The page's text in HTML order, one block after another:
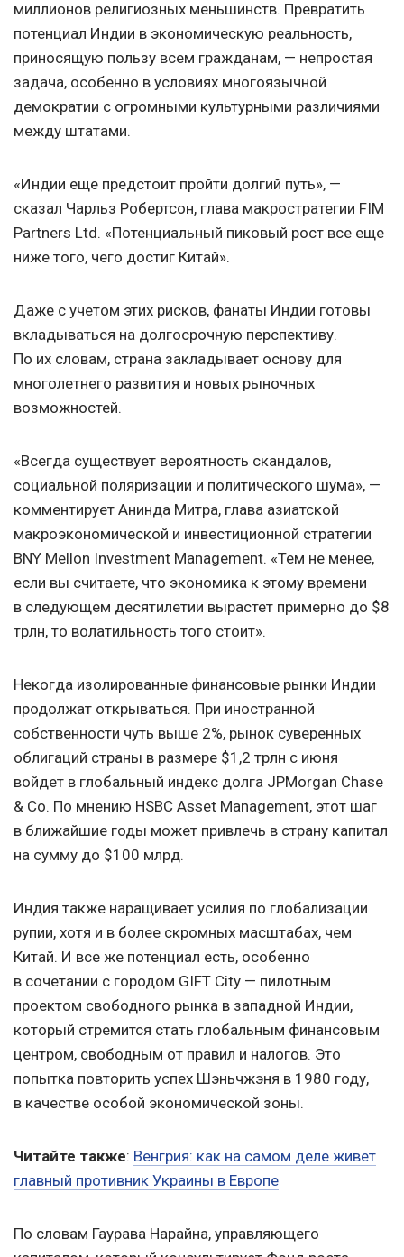
миллионов религиозных меньшинств. Превратить
потенциал Индии в экономическую реальность,
приносящую пользу всем гражданам, — непростая
задача, особенно в условиях многоязычной
демократии с огромными культурными различиями
между штатами.
«Индии еще предстоит пройти долгий путь», —
сказал Чарльз Робертсон, глава макростратегии FIM
Partners Ltd. «Потенциальный пиковый рост все еще
ниже того, чего достиг Китай».
Даже с учетом этих рисков, фанаты Индии готовы
вкладываться на долгосрочную перспективу.
По их словам, страна закладывает основу для
многолетнего развития и новых рыночных
возможностей.
«Всегда существует вероятность скандалов,
социальной поляризации и политического шума», —
комментирует Анинда Митра, глава азиатской
макроэкономической и инвестиционной стратегии
BNY Mellon Investment Management. «Тем не менее,
если вы считаете, что экономика к этому времени
в следующем десятилетии вырастет примерно до $8
трлн, то волатильность того стоит».
Некогда изолированные финансовые рынки Индии
продолжат открываться. При иностранной
собственности чуть выше 2%, рынок суверенных
облигаций страны в размере $1,2 трлн с июня
войдет в глобальный индекс долга JPMorgan Chase
& Co. По мнению HSBC Asset Management, этот шаг
в ближайшие годы может привлечь в страну капитал
на сумму до $100 млрд.
Индия также наращивает усилия по глобализации
рупии, хотя и в более скромных масштабах, чем
Китай. И все же потенциал есть, особенно
в сочетании с городом GIFT City — пилотным
проектом свободного рынка в западной Индии,
который стремится стать глобальным финансовым
центром, свободным от правил и налогов. Это
попытка повторить успех Шэньчжэня в 1980 году,
в качестве особой экономической зоны.
Читайте также: Венгрия: как на самом деле живет
главный противник Украины в Европе
По словам Гаурава Нарайна, управляющего